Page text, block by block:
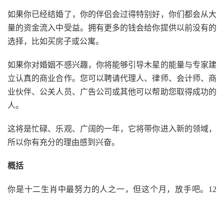
如果你已经结婚了，你的伴侣会过得特别好，你们都会从大
量的资金流入中受益。拥有更多的钱会给你提供以前没有的
选择，比如买房子或公寓。
如果你对婚姻不感兴趣，你将能够引导木星的能量与专家建
立认真的商业合作。您可以聘请代理人、律师、会计师、商
业伙伴、公关人员、广告公司或其他可以帮助您取得成功的
人。
这将是忙碌、乐观、广阔的一年，它将带你进入新的领域，
所以你有充分的理由感到兴奋。
概括
你是十二生肖中最努力的人之一，但这个月，放手吧。12